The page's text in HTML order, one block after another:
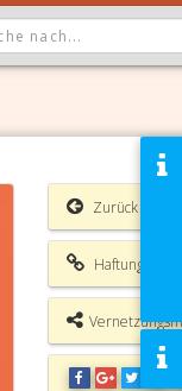
GEWÄHLTER
Zurück